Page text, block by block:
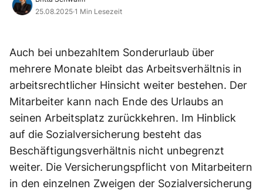
25.08.2025·1 Min Lesezeit
Auch bei unbezahltem Sonderurlaub über
mehrere Monate bleibt das Arbeitsverhältnis in
arbeitsrechtlicher Hinsicht weiter bestehen. Der
Mitarbeiter kann nach Ende des Urlaubs an
seinen Arbeitsplatz zurückkehren. Im Hinblick
auf die Sozialversicherung besteht das
Beschäftigungsverhältnis nicht unbegrenzt
weiter. Die Versicherungspflicht von Mitarbeitern
in den einzelnen Zweigen der Sozialversicherung